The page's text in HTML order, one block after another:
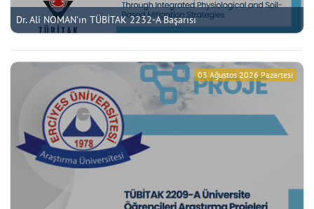
Dr. Ali NOMAN'ın TÜBİTAK 2232-A Başarısı
03 Ağustos 2026 Pazartesi